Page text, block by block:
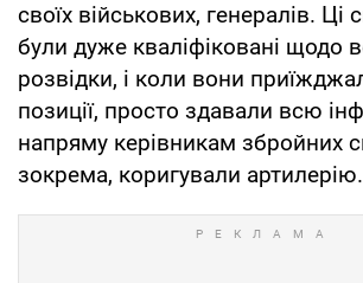
своїх військових, генералів. Ці
були дуже кваліфіковані щодо
розвідки, і коли вони
позиції, просто здавали всю
напряму керівникам збройних
зокрема, коригували артилерію.